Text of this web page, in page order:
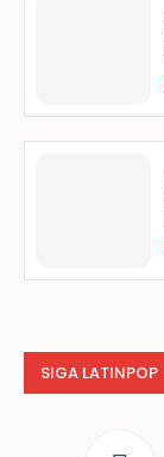
SIGA LATINPOP